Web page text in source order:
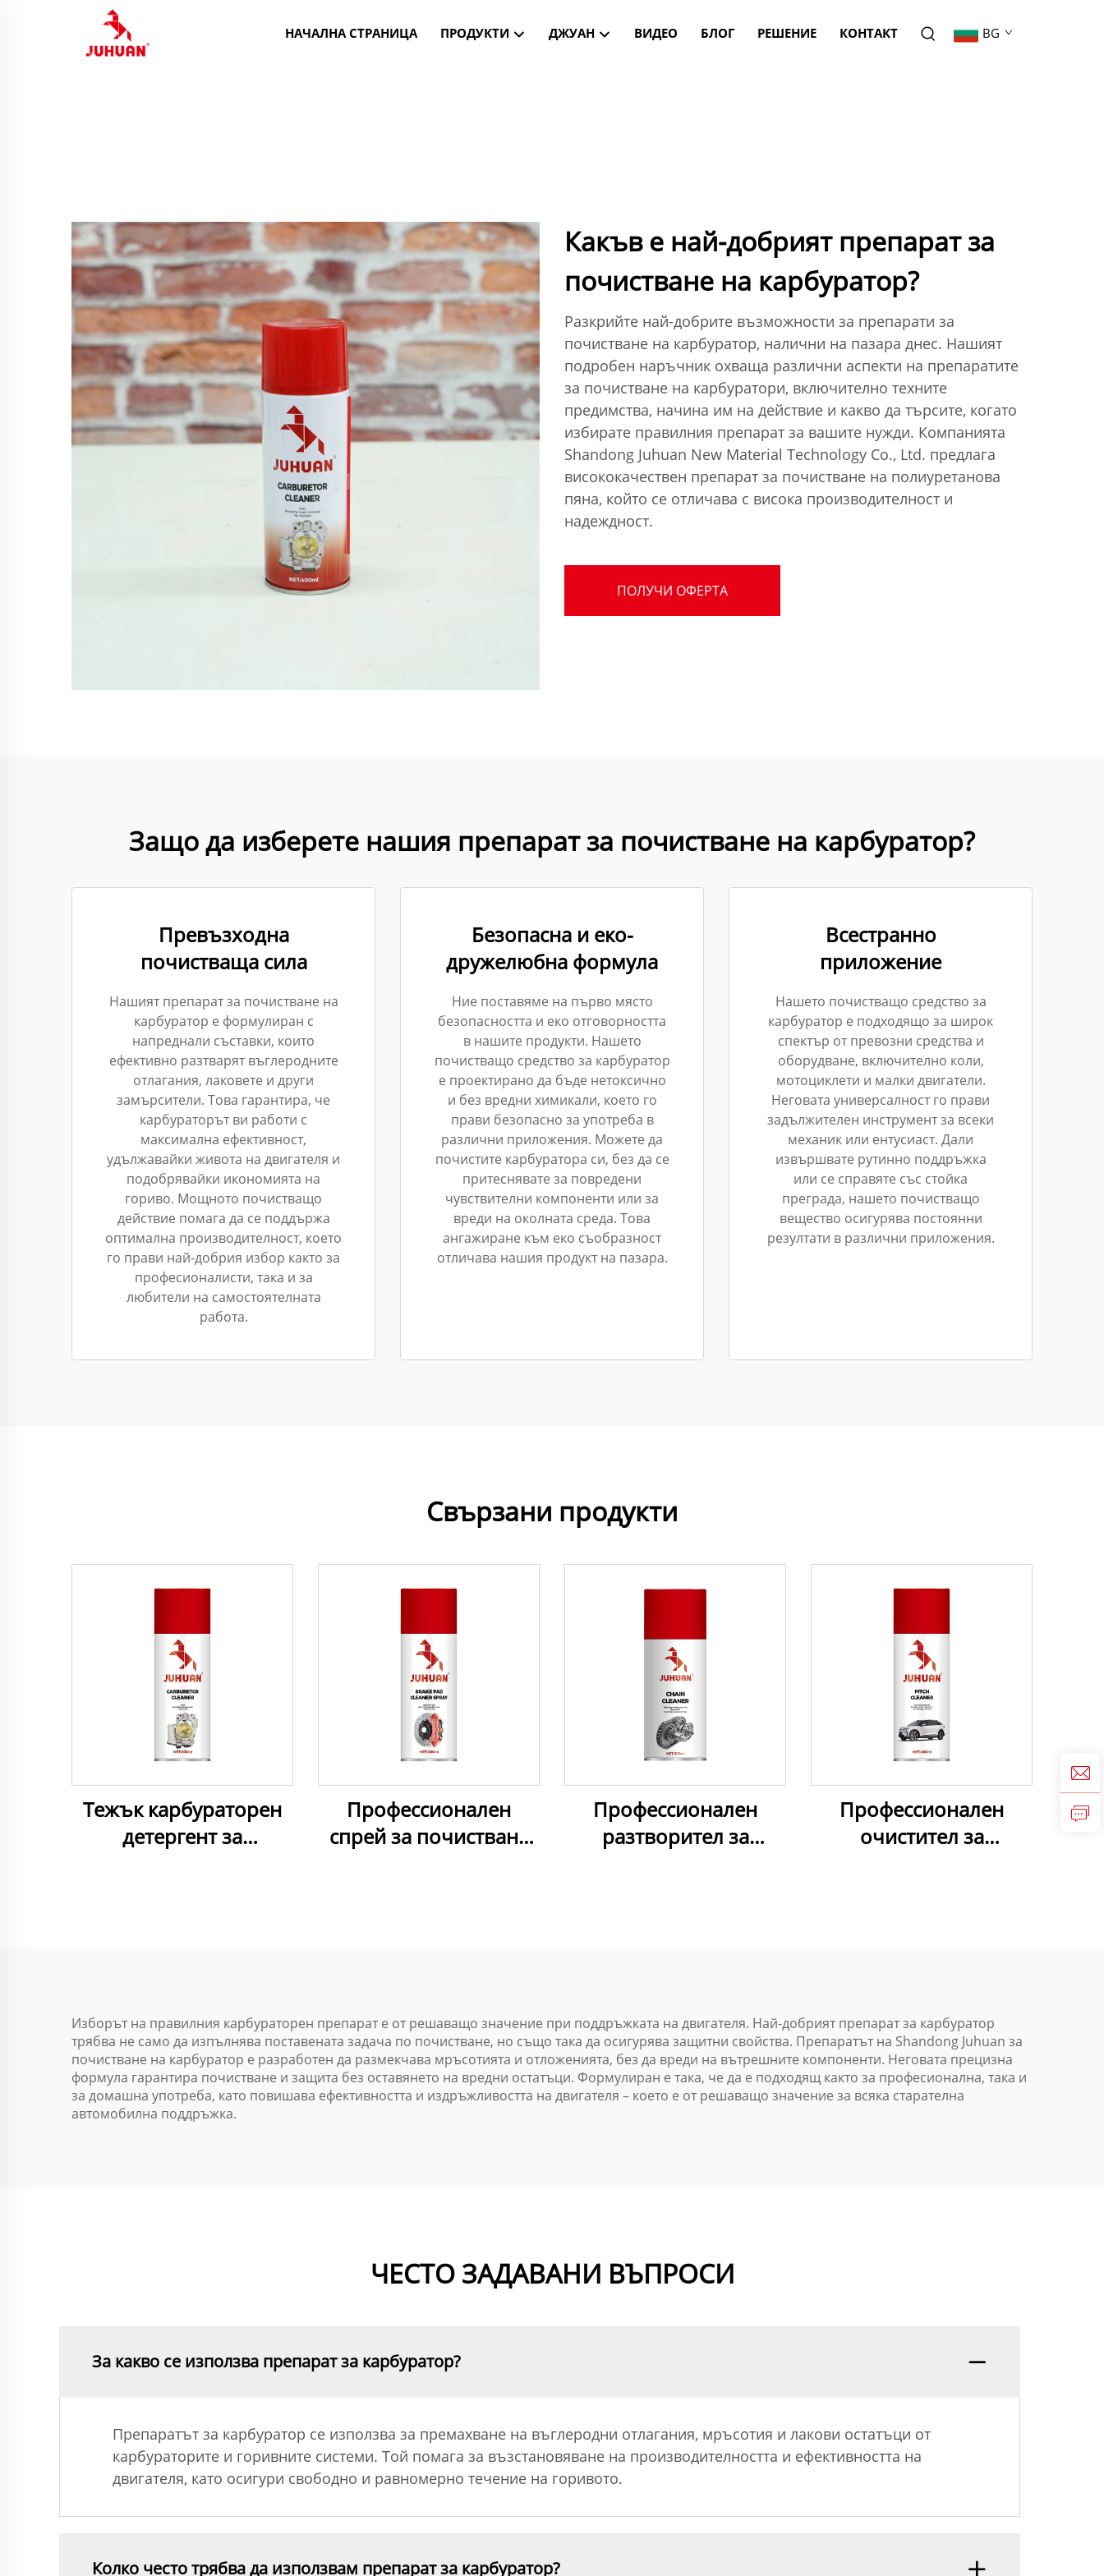
НАЧАЛНА СТРАНИЦА ПРОДУКТИ ДЖУАН ВИДЕО БЛОГ РЕШЕНИЕ КОНТАКТ BG
Какъв е най-добрият препарат за
почистване на карбуратор?
Разкрийте най-добрите възможности за препарати за
почистване на карбуратор, налични на пазара днес. Нашият
подробен наръчник охваща различни аспекти на препаратите
за почистване на карбуратори, включително техните
предимства, начина им на действие и какво да търсите, когато
избирате правилния препарат за вашите нужди. Компанията
Shandong Juhuan New Material Technology Co., Ltd. предлага
висококачествен препарат за почистване на полиуретанова
пяна, който се отличава с висока производителност и
надеждност.
ПОЛУЧИ ОФЕРТА
Защо да изберете нашия препарат за почистване на карбуратор?
Превъзходна
почистваща сила
Нашият препарат за почистване на
карбуратор е формулиран с
напреднали съставки, които
ефективно разтварят въглеродните
отлагания, лаковете и други
замърсители. Това гарантира, че
карбураторът ви работи с
максимална ефективност,
удължавайки живота на двигателя и
подобрявайки икономията на
гориво. Мощното почистващо
действие помага да се поддържа
оптимална производителност, което
го прави най-добрия избор както за
професионалисти, така и за
любители на самостоятелната
работа.
Безопасна и еко-
дружелюбна формула
Ние поставяме на първо място
безопасността и еко отговорността
в нашите продукти. Нашето
почистващо средство за карбуратор
е проектирано да бъде нетоксично
и без вредни химикали, което го
прави безопасно за употреба в
различни приложения. Можете да
почистите карбуратора си, без да се
притеснявате за повредени
чувствителни компоненти или за
вреди на околната среда. Това
ангажиране към еко съобразност
отличава нашия продукт на пазара.
Всестранно
приложение
Нашето почистващо средство за
карбуратор е подходящо за широк
спектър от превозни средства и
оборудване, включително коли,
мотоциклети и малки двигатели.
Неговата универсалност го прави
задължителен инструмент за всеки
механик или ентусиаст. Дали
извършвате рутинно поддръжка
или се справяте със стойка
преграда, нашето почистващо
вещество осигурява постоянни
резултати в различни приложения.
Свързани продукти
Тежък карбураторен
детергент за
Профессионален
спрей за почистване
Профессионален
разтворител за
Профессионален
очистител за
Изборът на правилния карбураторен препарат е от решаващо значение при поддръжката на двигателя. Най-добрият препарат за карбуратор
трябва не само да изпълнява поставената задача по почистване, но също така да осигурява защитни свойства. Препаратът на Shandong Juhuan за
почистване на карбуратор е разработен да размекчава мръсотията и отложенията, без да вреди на вътрешните компоненти. Неговата прецизна
формула гарантира почистване и защита без оставянето на вредни остатъци. Формулиран е така, че да е подходящ както за професионална, така и
за домашна употреба, като повишава ефективността и издръжливостта на двигателя – което е от решаващо значение за всяка старателна
автомобилна поддръжка.
ЧЕСТО ЗАДАВАНИ ВЪПРОСИ
За какво се използва препарат за карбуратор?
Препаратът за карбуратор се използва за премахване на въглеродни отлагания, мръсотия и лакови остатъци от
карбураторите и горивните системи. Той помага за възстановяване на производителността и ефективността на
двигателя, като осигури свободно и равномерно течение на горивото.
Колко често трябва да използвам препарат за карбуратор?